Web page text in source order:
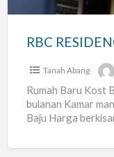
Tanah Abang
Rumah Baru Kost
bulanan Kamar
Baju Harga